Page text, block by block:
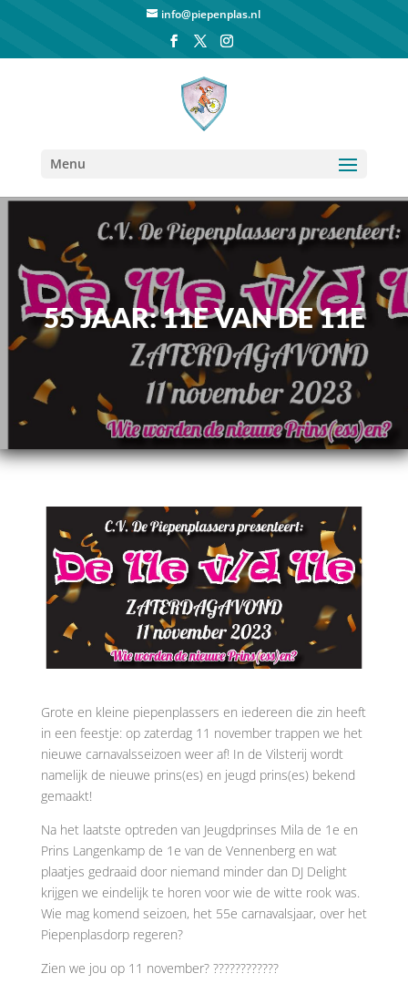
info@piepenplas.nl
Menu
55 JAAR: 11E VAN DE 11E
Grote en kleine piepenplassers en iedereen die zin heeft
in een feestje: op zaterdag 11 november trappen we het
nieuwe carnavalsseizoen weer af! In de Vilsterij wordt
namelijk de nieuwe prins(es) en jeugd prins(es) bekend
gemaakt!
Na het laatste optreden van Jeugdprinses Mila de 1e en
Prins Langenkamp de 1e van de Vennenberg en wat
plaatjes gedraaid door niemand minder dan DJ Delight
krijgen we eindelijk te horen voor wie de witte rook was.
Wie mag komend seizoen, het 55e carnavalsjaar, over het
Piepenplasdorp regeren?
Zien we jou op 11 november? ????????????